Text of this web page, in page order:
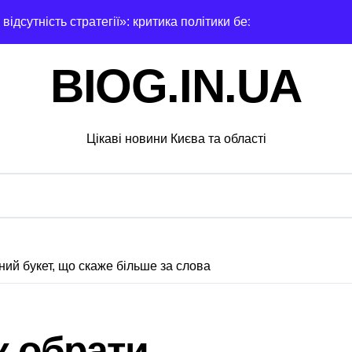
стратегії»: критика політики безпеки Києва
у лікарській недбалості після втрати вагітності після
Захисників у Києві: умови отримання до 40 тисяч
пологів: у Києві розкрили незаконну схему
та проект на індивідуальне опалення:
звинувачення: 6 квартир у Києві, апартаменти в
BIOG.IN.UA
Цікаві новини Києва та області
букет, що скаже більше за слова